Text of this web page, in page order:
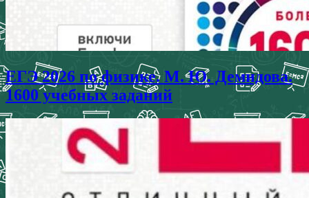
ЕГЭ 2026 по физике. М. Ю. Демидова.
1600 учебных заданий